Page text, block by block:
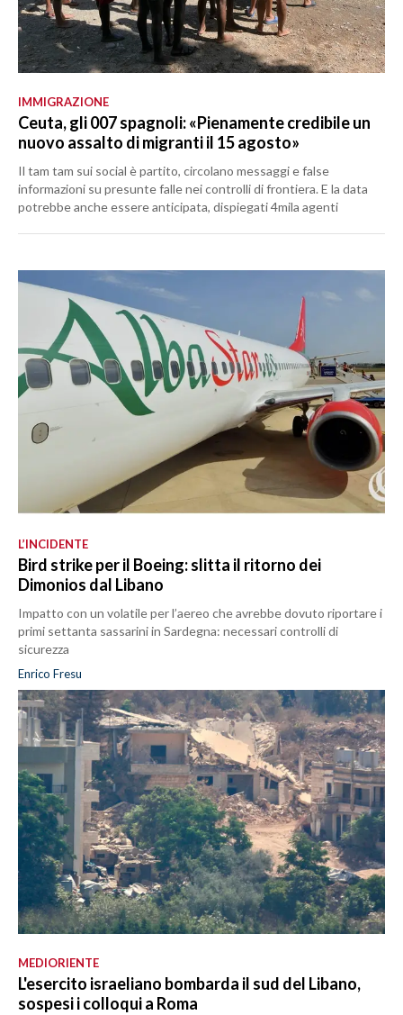
IMMIGRAZIONE
Ceuta, gli 007 spagnoli: «Pienamente credibile un
nuovo assalto di migranti il 15 agosto»
Il tam tam sui social è partito, circolano messaggi e false
informazioni su presunte falle nei controlli di frontiera. E la data
potrebbe anche essere anticipata, dispiegati 4mila agenti
L’INCIDENTE
Bird strike per il Boeing: slitta il ritorno dei
Dimonios dal Libano
Impatto con un volatile per l’aereo che avrebbe dovuto riportare i
primi settanta sassarini in Sardegna: necessari controlli di
sicurezza
Enrico Fresu
MEDIORIENTE
L'esercito israeliano bombarda il sud del Libano,
sospesi i colloqui a Roma